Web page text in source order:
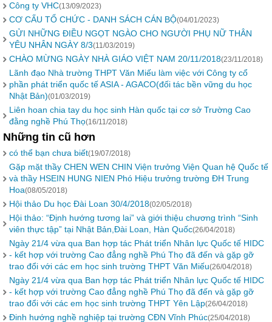
Công ty VHC(13/09/2023)
CƠ CẤU TỔ CHỨC - DANH SÁCH CÁN BỘ(04/01/2023)
GỬI NHỮNG ĐIỀU NGỌT NGÀO CHO NGƯỜI PHỤ NỮ THÂN
YÊU NHÂN NGÀY 8/3(11/03/2019)
CHÀO MỪNG NGÀY NHÀ GIÁO VIỆT NAM 20/11/2018(23/11/2018)
Lãnh đạo Nhà trường THPT Văn Miếu làm việc với Công ty cổ
phần phát triển quốc tế ASIA - AGACO(đối tác bền vững du học
Nhật Bản)(01/03/2019)
Liên hoan chia tay du học sinh Hàn quốc tại cơ sở Trường Cao
đằng nghề Phú Thọ(16/11/2018)
Những tin cũ hơn
có thể bạn chưa biết(19/07/2018)
Gặp mặt thầy CHEN WEN CHIN Viện trưởng Viện Quan hệ Quốc tế
và thầy HSEIN HUNG NIEN Phó Hiệu trưởng trường ĐH Trung
Hoa(08/05/2018)
Hội thảo Du học Đài Loan 30/4/2018(02/05/2018)
Hội thảo: “Định hướng tương lai” và giới thiệu chương trình “Sinh
viên thực tập” tại Nhật Bản,Đài Loan, Hàn Quốc(26/04/2018)
Ngày 21/4 vừa qua Ban hợp tác Phát triển Nhân lực Quốc tế HIDC
- kết hợp với trường Cao đẳng nghề Phú Thọ đã đến và gặp gỡ
trao đổi với các em học sinh trường THPT Văn Miếu(26/04/2018)
Ngày 21/4 vừa qua Ban hợp tác Phát triển Nhân lực Quốc tế HIDC
- kết hợp với trường Cao đẳng nghề Phú Thọ đã đến và gặp gỡ
trao đổi với các em học sinh trường THPT Yên Lập(26/04/2018)
Đinh hướng nghề nghiệp tại trường CĐN Vĩnh Phúc(25/04/2018)